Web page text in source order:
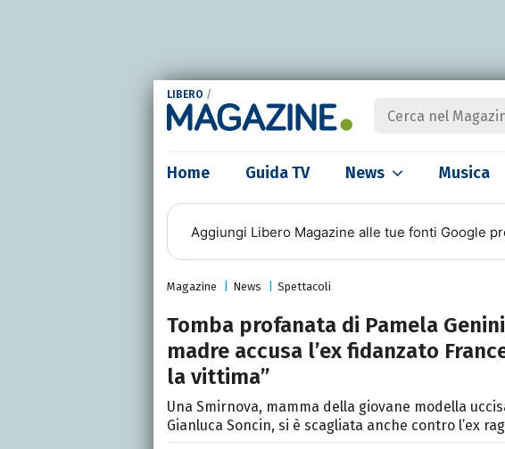
LIBERO /
Home Guida TV News Musica
Aggiungi Libero Magazine alle tue fonti Google
Magazine News Spettacoli
Tomba profanata di Pamela
madre accusa l’ex fidanzato
la vittima”
Una Smirnova, mamma della giovane modella
Gianluca Soncin, si è scagliata anche contro l’ex